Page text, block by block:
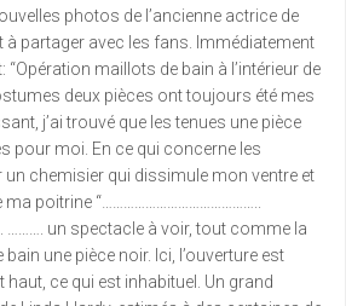
photos de l’ancienne actrice de
à partager avec les fans. Immédiatement
“Opération maillots de bain à l’intérieur de
deux pièces ont toujours été mes
j’ai trouvé que les tenues une pièce
pour moi. En ce qui concerne les
un chemisier qui dissimule mon ventre et
ma poitrine “……………………………………..
un spectacle à voir, tout comme la
une pièce noir. Ici, l’ouverture est
haut, ce qui est inhabituel. Un grand